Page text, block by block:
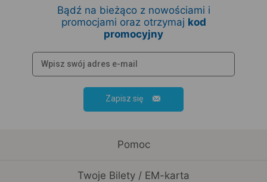
Bądź na bieżąco z nowościami i
promocjami oraz otrzymaj kod
promocyjny
Zapisz się
Pomoc
Twoje Bilety / EM-karta